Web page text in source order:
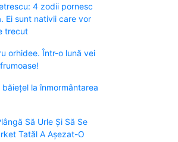
4 zodii pornesc
Ei sunt nativii care vor
trecut
orhidee. Într-o lună vei
băiețel la înmormântarea
Să Urle Și Să Se
Tatăl A Așezat-O